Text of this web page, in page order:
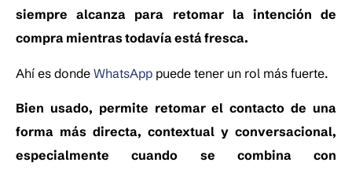
siempre alcanza para retomar la intención de
compra mientras todavía está fresca.
Ahí es donde WhatsApp puede tener un rol más fuerte.
Bien usado, permite retomar el contacto de una
forma más directa, contextual y conversacional,
especialmente cuando se combina con